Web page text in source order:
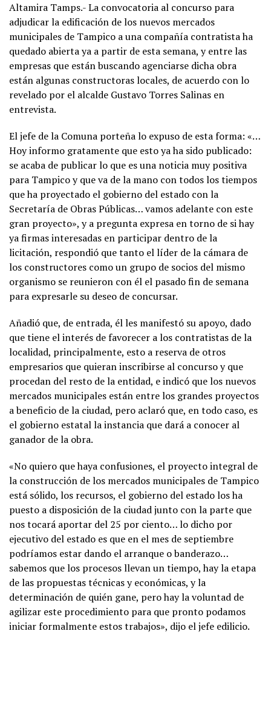
Altamira Tamps.- La convocatoria al concurso para
adjudicar la edificación de los nuevos mercados
municipales de Tampico a una compañía contratista ha
quedado abierta ya a partir de esta semana, y entre las
empresas que están buscando agenciarse dicha obra
están algunas constructoras locales, de acuerdo con lo
revelado por el alcalde Gustavo Torres Salinas en
entrevista.
El jefe de la Comuna porteña lo expuso de esta forma: «…
Hoy informo gratamente que esto ya ha sido publicado:
se acaba de publicar lo que es una noticia muy positiva
para Tampico y que va de la mano con todos los tiempos
que ha proyectado el gobierno del estado con la
Secretaría de Obras Públicas… vamos adelante con este
gran proyecto», y a pregunta expresa en torno de si hay
ya firmas interesadas en participar dentro de la
licitación, respondió que tanto el líder de la cámara de
los constructores como un grupo de socios del mismo
organismo se reunieron con él el pasado fin de semana
para expresarle su deseo de concursar.
Añadió que, de entrada, él les manifestó su apoyo, dado
que tiene el interés de favorecer a los contratistas de la
localidad, principalmente, esto a reserva de otros
empresarios que quieran inscribirse al concurso y que
procedan del resto de la entidad, e indicó que los nuevos
mercados municipales están entre los grandes proyectos
a beneficio de la ciudad, pero aclaró que, en todo caso, es
el gobierno estatal la instancia que dará a conocer al
ganador de la obra.
«No quiero que haya confusiones, el proyecto integral de
la construcción de los mercados municipales de Tampico
está sólido, los recursos, el gobierno del estado los ha
puesto a disposición de la ciudad junto con la parte que
nos tocará aportar del 25 por ciento… lo dicho por
ejecutivo del estado es que en el mes de septiembre
podríamos estar dando el arranque o banderazo…
sabemos que los procesos llevan un tiempo, hay la etapa
de las propuestas técnicas y económicas, y la
determinación de quién gane, pero hay la voluntad de
agilizar este procedimiento para que pronto podamos
iniciar formalmente estos trabajos», dijo el jefe edilicio.